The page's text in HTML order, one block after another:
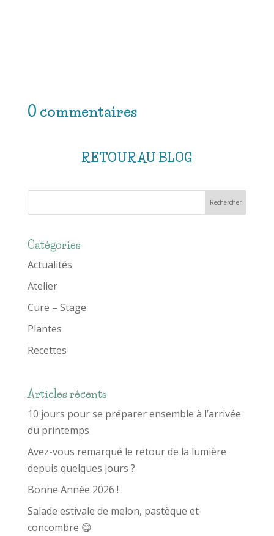
0 commentaires
RETOUR AU BLOG
Catégories
Actualités
Atelier
Cure – Stage
Plantes
Recettes
Articles récents
10 jours pour se préparer ensemble à l’arrivée
du printemps
Avez-vous remarqué le retour de la lumière
depuis quelques jours ?
Bonne Année 2026 !
Salade estivale de melon, pastèque et
concombre 😋